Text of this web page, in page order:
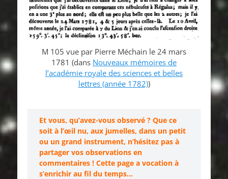
M 105 vue par Pierre Méchain le 24 mars
1781 (dans Nouveaux mémoires de
l’académie royale des sciences et belles
lettres (année 1782))
Et vous, qu’avez-vous observé ? Que ce
soit à l’œil nu, aux jumelles, dans un petit
ou un grand instrument, n’hésitez pas à
partager vos observations en
commentaires ! Cette page a vocation à
s’enrichir au fil du temps…